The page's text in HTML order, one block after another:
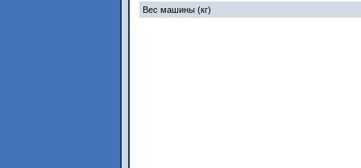
Вес машины (кг)